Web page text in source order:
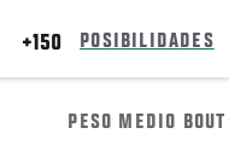
+150 POSIBILIDADES
PESO MEDIO BOUT